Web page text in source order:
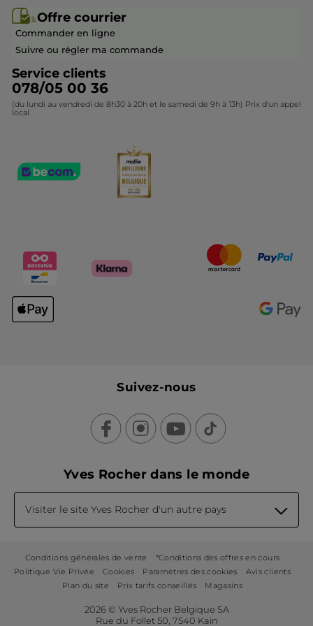
Collection de Noël
Questions & Réponses
Contactez-nous
Devenir franchisé ou gérant
Offre courrier
Commander en ligne
Suivre ou régler ma commande
Service clients
078/05 00 36
(du lundi au vendredi de 8h30 à 20h et le samedi de 9h à 13h) Prix d'un appel
local
Suivez-nous
Yves Rocher dans le monde
Visiter le site Yves Rocher d'un autre pays
Conditions générales de vente
*Conditions des offres en cours
Politique Vie Privée
Cookies Paramètres des cookies
Avis clients
Plan du site
Prix tarifs conseillés Magasins
2026 © Yves Rocher Belgique SA
Rue du Follet 50, 7540 Kain